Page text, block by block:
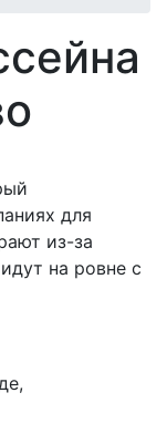
для
из-за
на ровне с